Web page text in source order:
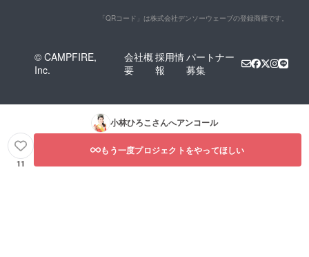
「QRコード」は株式会社デンソーウェーブの登録商標です。
© CAMPFIRE,
Inc.
会社概
要
採用情
報
パートナー
募集
小林ひろこさんへアンコール
11
もう一度プロジェクトをやってほしい